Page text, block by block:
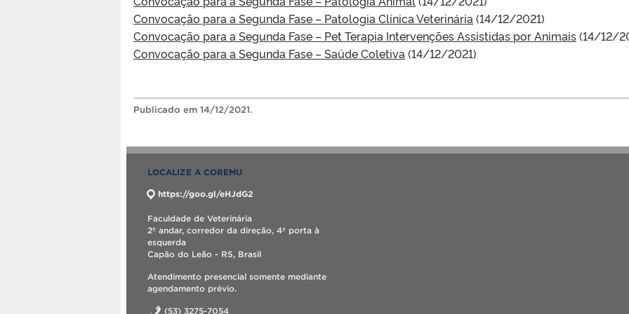
Convocação para a Segunda Fase – Patologia Clínica Veterinária (14/12/2021)
Convocação para a Segunda Fase – Pet Terapia Intervenções Assistidas por Animais(14/12/
Convocação para a Segunda Fase – Saúde Coletiva (14/12/2021)
Publicado em 14/12/2021.
LOCALIZE A COREMU
https://goo.gl/eHJdG2
Faculdade de Veterinária
2º andar, corredor da direção, 4ª porta à
esquerda
Capão do Leão - RS, Brasil
Atendimento presencial somente mediante
agendamento prévio.
(53) 3275-7054